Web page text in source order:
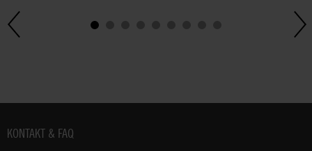
Fußbereich
KONTAKT & FAQ